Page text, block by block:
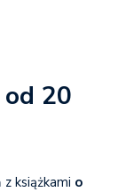
20
książkami o